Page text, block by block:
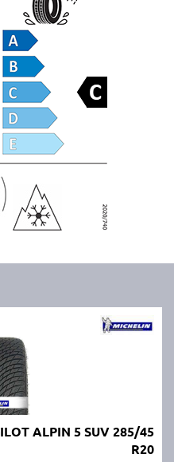
ALPIN 5 SUV 285/45
R20